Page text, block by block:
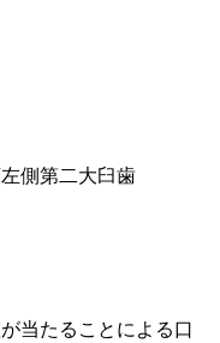
側第二大臼歯
当たることによる口